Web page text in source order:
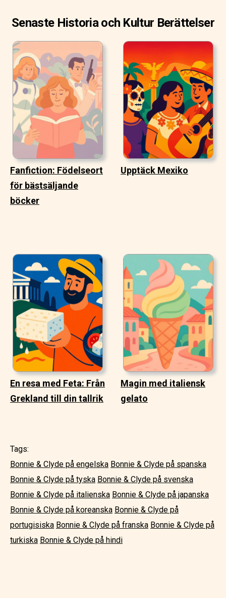
Senaste Historia och Kultur Berättelser
Fanfiction: Födelseort
för bästsäljande
böcker
Upptäck Mexiko
En resa med Feta: Från
Grekland till din tallrik
Magin med italiensk
gelato
Tags:
Bonnie & Clyde på engelska Bonnie & Clyde på spanska
Bonnie & Clyde på tyska Bonnie & Clyde på svenska
Bonnie & Clyde på italienska Bonnie & Clyde på japanska
Bonnie & Clyde på koreanska Bonnie & Clyde på
portugisiska Bonnie & Clyde på franska Bonnie & Clyde på
turkiska Bonnie & Clyde på hindi